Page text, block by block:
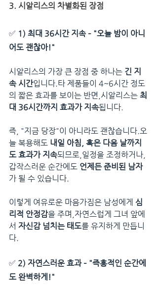
3. 시알리스의 차별화된 장점
✅ 1) 최대 36시간 지속 – "오늘 밤이 아니
어도 괜찮아!"
시알리스의 가장 큰 장점 중 하나는 긴 지
속 시간입니다.타 제품들이 4~6시간 정도
의 짧은 효과를 보이는 반면,시알리스는 최
대 36시간까지 효과가 지속됩니다.
즉, "지금 당장"이 아니라도 괜찮습니다.오
늘 복용해도 내일 아침, 혹은 다음 날까지
도 효과가 지속되므로,일정을 조정하거나,
갑작스러운 순간에도 언제든 준비된 남자
가 될 수 있습니다.
이렇게 여유로운 마음가짐은 남성에게 심
리적 안정감을 주며,자연스럽게 그녀 앞에
서 자신감 넘치는 태도를 유지하게 만듭니
다.
✅ 2) 자연스러운 효과 – "즉흥적인 순간에
도 완벽하게!"